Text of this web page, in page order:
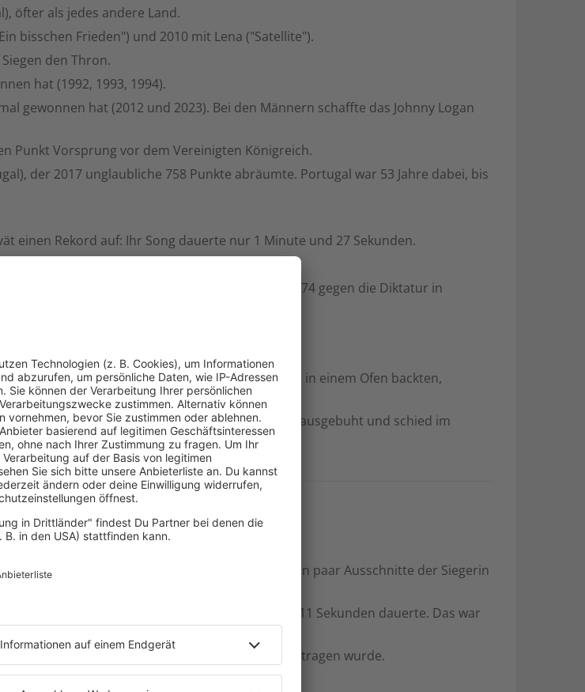
öfter als jedes andere Land.
bisschen Frieden") und 2010 mit Lena ("Satellite").
den Thron.
hat (1992, 1993, 1994).
gewonnen hat (2012 und 2023). Bei den Männern schaffte das Johnny Logan
Punkt Vorsprung vor dem Vereinigten Königreich.
der 2017 unglaubliche 758 Punkte abräumte. Portugal war 53 Jahre dabei, bis
einen Rekord auf: Ihr Song dauerte nur 1 Minute und 27 Sekunden.
ist absolut tabu.
geheimes Startsignal für den Militärputsch 1974 gegen die Diktatur in
Revolution auslöste.
Land zu verteidigen.
Babuschki", die auf der Bühne live Piroggen in einem Ofen backten,
Zweite
in einem Einkaufswagen). Der Truthahn wurde ausgebuht und schied im
Es existieren nur Tonaufnahmen und ein paar Ausschnitte der Siegerin
für einen Skandal, weil ihr Abschiedskuss ganze 11 Sekunden dauerte. Das war
in Länder wie Tunesien, China und Brasilien übertragen wurde.
ist die Londoner Royal Albert Hall.